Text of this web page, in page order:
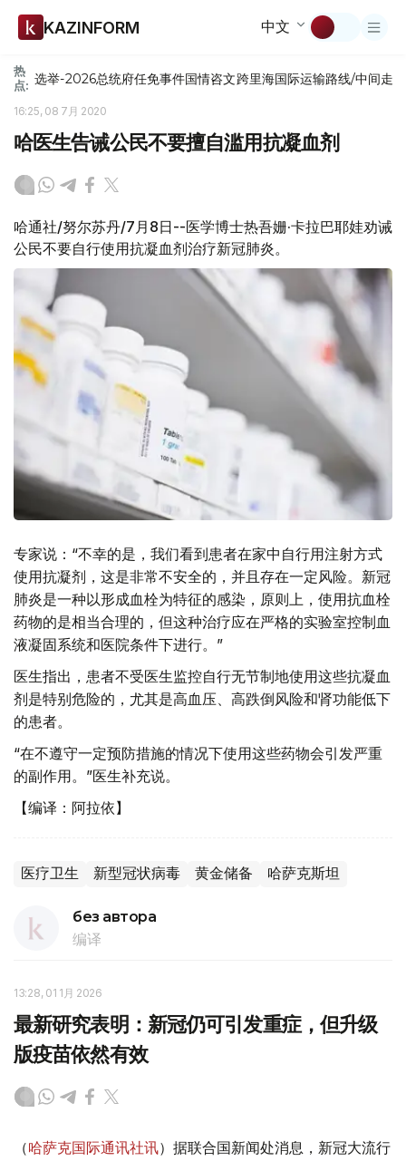
KAZINFORM 中文
热
点: 选举-2026总统府任免事件国情咨文跨里海国际运输路线/中间走廊
16:25, 08 7月 2020
哈医生告诫公民不要擅自滥用抗凝血剂
哈通社/努尔苏丹/7月8日--医学博士热吾姗·卡拉巴耶娃劝诫
公民不要自行使用抗凝血剂治疗新冠肺炎。
专家说：“不幸的是，我们看到患者在家中自行用注射方式
使用抗凝剂，这是非常不安全的，并且存在一定风险。新冠
肺炎是一种以形成血栓为特征的感染，原则上，使用抗血栓
药物的是相当合理的，但这种治疗应在严格的实验室控制血
液凝固系统和医院条件下进行。”
医生指出，患者不受医生监控自行无节制地使用这些抗凝血
剂是特别危险的，尤其是高血压、高跌倒风险和肾功能低下
的患者。
“在不遵守一定预防措施的情况下使用这些药物会引发严重
的副作用。”医生补充说。
【编译：阿拉依】
医疗卫生 新型冠状病毒 黄金储备 哈萨克斯坦
без автора
编译
13:28, 01 1月 2026
最新研究表明：新冠仍可引发重症，但升级
版疫苗依然有效
（哈萨克国际通讯社讯）据联合国新闻处消息，新冠大流行